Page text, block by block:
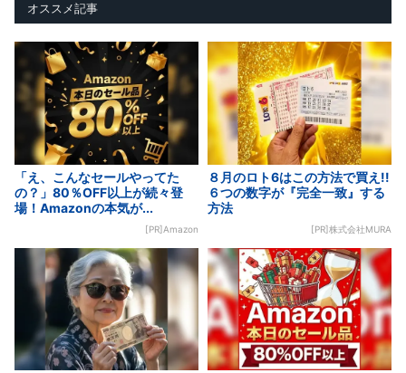
オススメ記事
「え、こんなセールやってた
の？」80％OFF以上が続々登
場！Amazonの本気が...
[PR]Amazon
８月のロト6はこの方法で買え!!
６つの数字が『完全一致』する
方法
[PR]株式会社MURA